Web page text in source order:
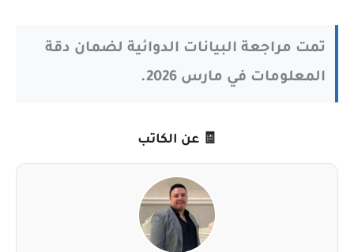
تمت مراجعة البيانات الدوائية لضمان دقة
المعلومات في مارس 2026.
🧾 عن الكاتب